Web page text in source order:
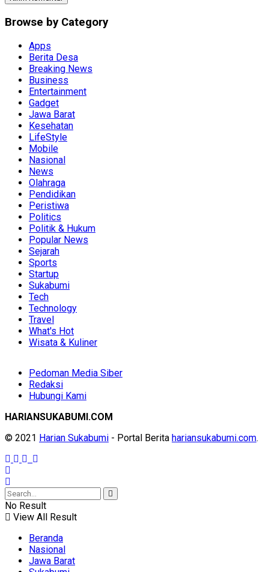
Browse by Category
Apps
Berita Desa
Breaking News
Business
Entertainment
Gadget
Jawa Barat
Kesehatan
LifeStyle
Mobile
Nasional
News
Olahraga
Pendidikan
Peristiwa
Politics
Politik & Hukum
Popular News
Sejarah
Sports
Startup
Sukabumi
Tech
Technology
Travel
What's Hot
Wisata & Kuliner
Pedoman Media Siber
Redaksi
Hubungi Kami
HARIANSUKABUMI.COM
© 2021 Harian Sukabumi - Portal Berita hariansukabumi.com.
No Result
View All Result
Beranda
Nasional
Jawa Barat